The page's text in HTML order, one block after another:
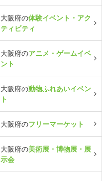
大阪府の体験イベント・アク
ティビティ
大阪府のアニメ・ゲームイベ
ント
大阪府の動物ふれあいイベン
ト
大阪府のフリーマーケット
大阪府の美術展・博物展・展
示会